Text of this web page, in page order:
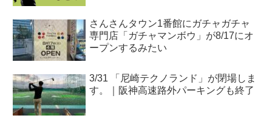
さんさんタウン1番館にガチャガチャ
専門店「ガチャマンボウ」が8/17にオ
ープンするみたい
3/31 「尼崎テクノランド」が閉場しま
す。｜阪神高速路外パーキングも終了